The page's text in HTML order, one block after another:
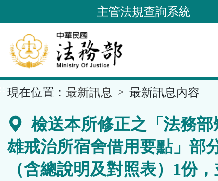
到
要
內
容
區
主管法規查詢系統
現在位置： 最新訊息 最新訊息內容
檢送本所修正之「法務部
雄戒治所宿舍借用要點」部
（含總說明及對照表）1份